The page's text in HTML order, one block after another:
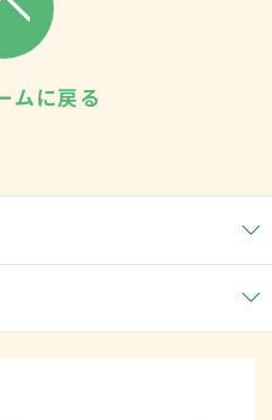
ムに戻る